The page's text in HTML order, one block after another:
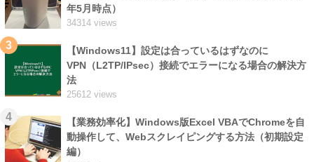
年5月時点）
34314 views
3
【Windows11】設定は合っているはずなのに
VPN（L2TP/IPsec）接続でエラーになる場合の解決方
法
25612 views
4
【業務効率化】Windows版Excel VBAでChromeを自
動操作して、Webスクレイピングする方法（初期設定
編）